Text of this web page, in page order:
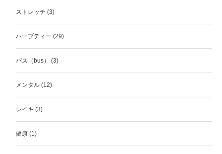
ストレッチ (3)
ハーブティー (29)
バス（bus） (3)
メンタル (12)
レイキ (3)
健康 (1)